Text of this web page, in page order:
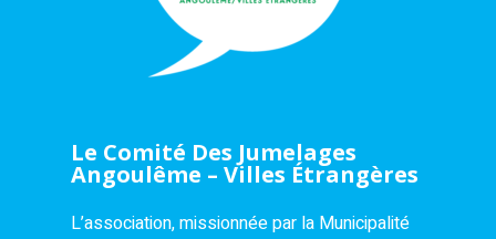
Le Comité Des Jumelages
Angoulême – Villes Étrangères
L’association, missionnée par la Municipalité